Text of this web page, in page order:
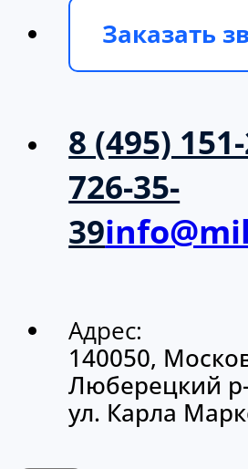
Заказать
8 (495)
726-35-
39
Адрес:
140050,
Люберецкий
ул. Карла